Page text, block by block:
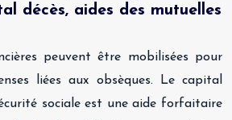
décès, aides des mutuelles
peuvent être mobilisées pour
liées aux obsèques. Le capital
sociale est une aide forfaitaire